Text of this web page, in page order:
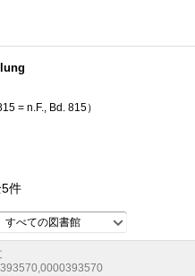
= n.F., Bd. 815）
5件
すべての図書館